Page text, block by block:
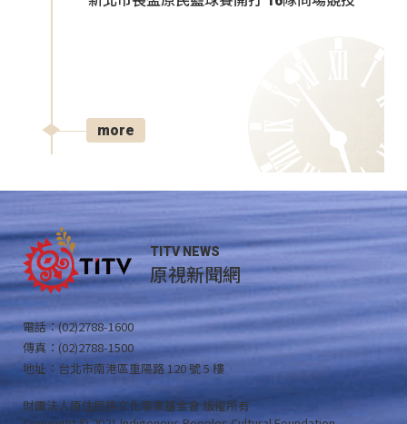
more
TITV NEWS
原視新聞網
電話：(02)2788-1600
傳真：(02)2788-1500
地址：台北市南港區重陽路 120 號 5 樓
財團法人原住民族文化事業基金會 版權所有